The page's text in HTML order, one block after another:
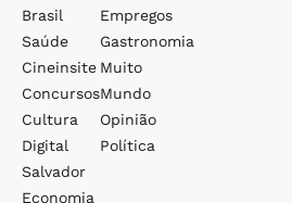
Brasil
Saúde
Cineinsite
Concursos
Cultura
Digital
Salvador
Economia
Empregos
Gastronomia
Muito
Mundo
Opinião
Política